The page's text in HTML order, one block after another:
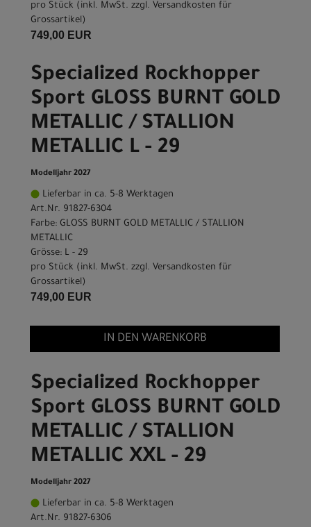
pro Stück (inkl. MwSt. zzgl. Versandkosten für
Grossartikel)
749,00 EUR
Specialized Rockhopper
Sport GLOSS BURNT GOLD
METALLIC / STALLION
METALLIC L - 29
Modelljahr 2027
Lieferbar in ca. 5-8 Werktagen
Art.Nr. 91827-6304
Farbe: GLOSS BURNT GOLD METALLIC / STALLION
METALLIC
Grösse: L - 29
pro Stück (inkl. MwSt. zzgl. Versandkosten für
Grossartikel)
749,00 EUR
IN DEN WARENKORB
Specialized Rockhopper
Sport GLOSS BURNT GOLD
METALLIC / STALLION
METALLIC XXL - 29
Modelljahr 2027
Lieferbar in ca. 5-8 Werktagen
Art.Nr. 91827-6306